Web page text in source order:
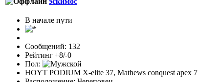
В начале пути
Сообщений: 132
Рейтинг +8/-0
Пол:
HOYT PODIUM X-elite 37, Mathews conquest apex 7